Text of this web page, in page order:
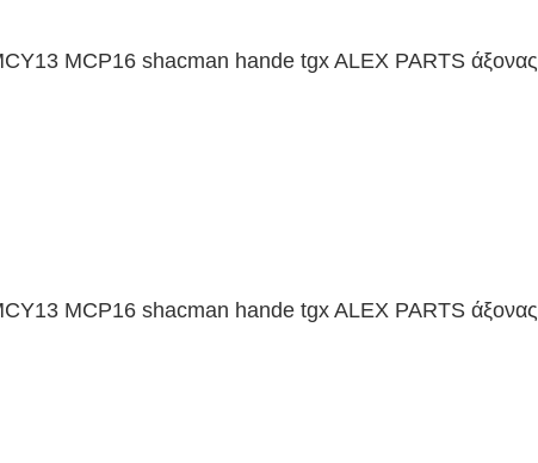
MCP16 shacman hande tgx ALEX PARTS άξονας